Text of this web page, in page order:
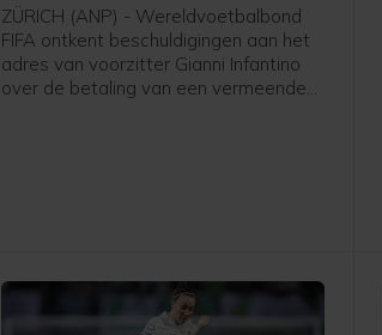
ZÜRICH (ANP) - Wereldvoetbalbond
FIFA ontkent beschuldigingen aan het
adres van voorzitter Gianni Infantino
over de betaling van een vermeende
bevestigde de betaling.